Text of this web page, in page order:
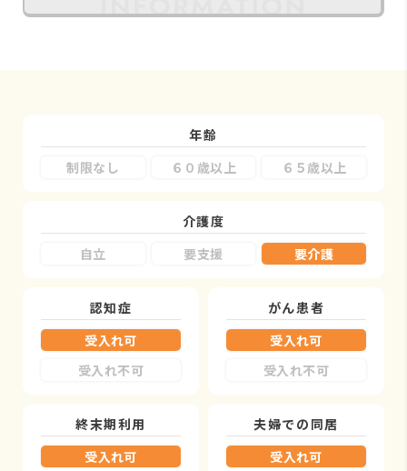
年齢
制限なし
６０歳以上 ６５歳以上
介護度
自立
要支援 要介護
認知症
受入れ可
受入れ不可
がん患者
受入れ可
受入れ不可
終末期利用
受入れ可
夫婦での同居
受入れ可